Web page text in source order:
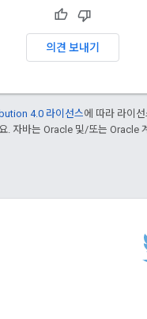
의견 보내기
4.0 라이선스에 따라 라이
. 자바는 Oracle 및/또는 Oracle